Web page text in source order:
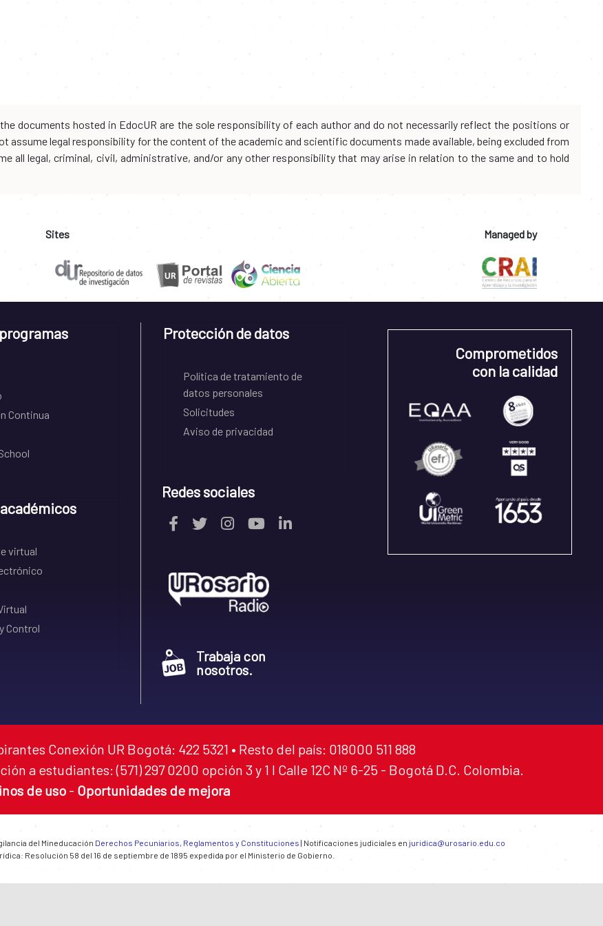
documents hosted in EdocUR are the sole responsibility of each author and do not necessarily reflect the positions or
assume legal responsibility for the content of the academic and scientific documents made available, being excluded from
all legal, criminal, civil, administrative, and/or any other responsibility that may arise in relation to the same and to hold
Sites Managed by
Continua
virtual
Control
Protección de datos
Política de tratamiento de
datos personales
Solicitudes
Aviso de privacidad
Redes sociales
Trabaja con
nosotros.
Comprometidos
con la calidad
Conexión UR Bogotá: 422 5321 • Resto del país: 018000 511 888
a estudiantes: (571) 297 0200 opción 3 y 1 I Calle 12C Nº 6-25 - Bogotá D.C. Colombia.
de uso - Oportunidades de mejora
del Mineducación Derechos Pecuniarios, Reglamentos y Constituciones | Notificaciones judiciales en juridica@urosario.edu.co
Resolución 58 del 16 de septiembre de 1895 expedida por el Ministerio de Gobierno.